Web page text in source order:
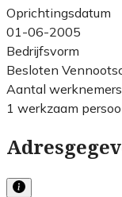
Oprichtingsdatum
01-06-2005
Bedrijfsvorm
Besloten
Aantal werknemers
1 werkzaam